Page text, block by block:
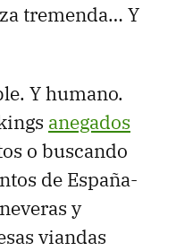
tremenda… Y
Y humano.
anegados
o buscando
de España-
y
viandas